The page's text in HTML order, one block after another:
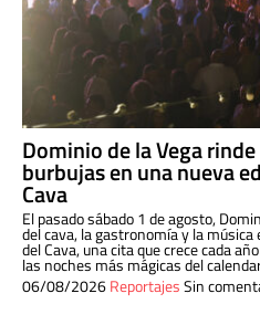
Dominio de la Vega
burbujas en una nueva
Cava
El pasado sábado 1 de agosto,
del cava, la gastronomía y la
del Cava, una cita que crece cada
las noches más mágicas del
06/08/2026ReportajesSin